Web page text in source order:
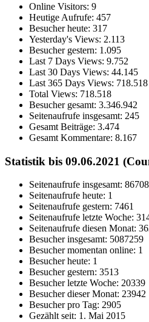
Online Visitors: 9
Heutige Aufrufe: 457
Besucher heute: 317
Yesterday's Views: 2.113
Besucher gestern: 1.095
Last 7 Days Views: 9.752
Last 30 Days Views: 44.145
Last 365 Days Views: 718.518
Total Views: 718.518
Besucher gesamt: 3.346.942
Seitenaufrufe insgesamt: 245
Gesamt Beiträge: 3.474
Gesamt Kommentare: 8.167
Statistik bis 09.06.2021
Seitenaufrufe insgesamt:
Seitenaufrufe heute: 1
Seitenaufrufe gestern: 7461
Seitenaufrufe letzte Woche:
Seitenaufrufe diesen Monat:
Besucher insgesamt: 5087259
Besucher momentan online: 1
Besucher heute: 1
Besucher gestern: 3513
Besucher letzte Woche: 20339
Besucher dieser Monat: 23942
Besucher pro Tag: 2905
Gezählt seit: 1. Mai 2015